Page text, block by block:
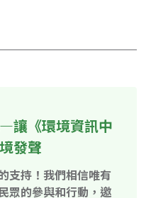
讓《環境資訊中
發聲
支持！我們相信唯有
眾的參與和行動，邀